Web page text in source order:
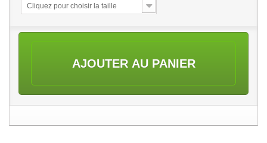
Cliquez pour choisir la taille
AJOUTER AU PANIER